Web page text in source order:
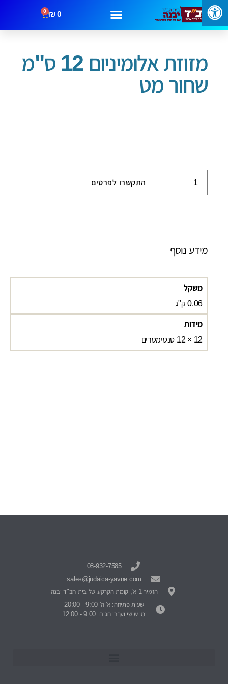
0
₪
0
עמוד הבית/כללי/ מזוזת אלומיניום 12 ס"מ שחור מט
מזוזת אלומיניום 12 ס"מ
שחור מט
התקשרו לפרטים
מידע נוסף
משקל
0.06 ק"ג
מידות
12 × 12 סנטימטרים
08-932-7585
sales@judaica-yavne.com
הזמיר 1 א', קומת הקרקע של בית חב"ד יבנה
שעות פתיחה: א'-ה' 9:00 - 20:00
ימי שישי וערבי חגים: 9:00 - 12:00